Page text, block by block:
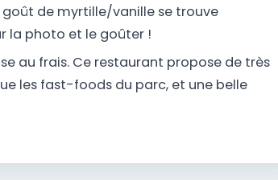
de myrtille/vanille se trouve
la photo et le goûter !
au frais. Ce restaurant propose de très
les fast-foods du parc, et une belle